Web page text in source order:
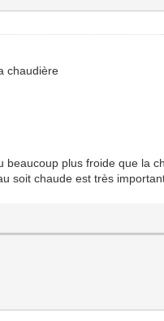
chaudière
plus froide que la
soit chaude est très